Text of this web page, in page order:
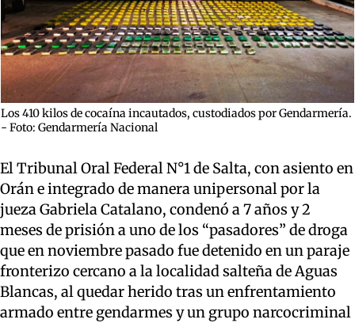
Los 410 kilos de cocaína incautados, custodiados por Gendarmería.
- Foto: Gendarmería Nacional
El Tribunal Oral Federal N°1 de Salta, con asiento en
Orán e integrado de manera unipersonal por la
jueza Gabriela Catalano, condenó a 7 años y 2
meses de prisión a uno de los “pasadores” de droga
que en noviembre pasado fue detenido en un paraje
fronterizo cercano a la localidad salteña de Aguas
Blancas, al quedar herido tras un enfrentamiento
armado entre gendarmes y un grupo narcocriminal